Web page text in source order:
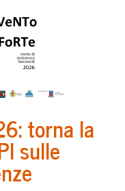
torna la
sulle